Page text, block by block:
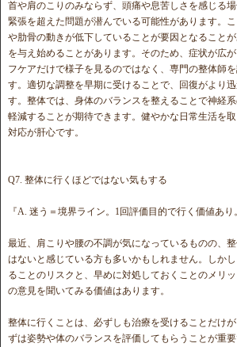
首や肩のこりのみならず、頭痛や息苦しさを感じる
緊張を超えた問題が潜んでいる可能性があります。
や肋骨の動きが低下していることが要因となること
を与え始めることがあります。そのため、症状が広
フケアだけで様子を見るのではなく、専門の整体師
す。適切な調整を早期に受けることで、回復がより
す。整体では、身体のバランスを整えることで神経
軽減することが期待できます。健やかな日常生活を
対応が肝心です。
Q7. 整体に行くほどではない気もする
『A. 迷う＝境界ライン。1回評価目的で行く価値あり
最近、肩こりや腰の不調が気になっているものの、
はないと感じている方も多いかもしれません。しか
ることのリスクと、早めに対処しておくことのメリ
の意見を聞いてみる価値はあります。
整体に行くことは、必ずしも治療を受けることだけ
ずは姿勢や体のバランスを評価してもらうことが重